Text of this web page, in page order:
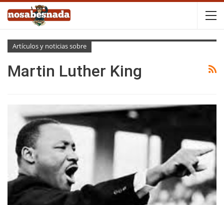
Artículos y noticias sobre
Martin Luther King